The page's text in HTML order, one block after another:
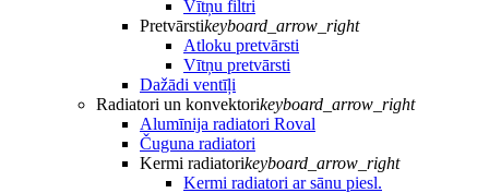
Vītņu filtri
Pretvārstikeyboard_arrow_right
Atloku pretvārsti
Vītņu pretvārsti
Dažādi ventīļi
Radiatori un konvektorikeyboard_arrow_right
Alumīnija radiatori Roval
Čuguna radiatori
Kermi radiatorikeyboard_arrow_right
Kermi radiatori ar sānu piesl.